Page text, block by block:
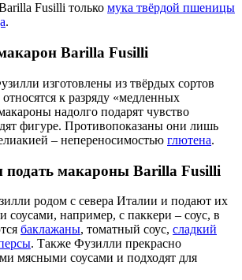
Fusilli только мука твёрдой пшеницы
.
Barilla Fusilli
изготовлены из твёрдых сортов
к разряду «медленных
надолго подарят чувство
фигуре. Противопоказаны они лишь
– непереносимостью глютена.
подать макароны Barilla Fusilli
родом с севера Италии и подают их
например, с паккери – соус, в
баклажаны, томатный соус, сладкий
. Также Фузилли прекрасно
мясными соусами и подходят для